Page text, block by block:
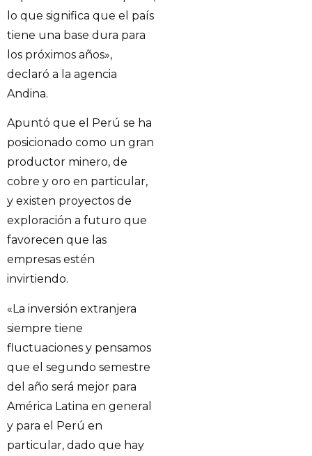
lo que significa que el país
tiene una base dura para
los próximos años»,
declaró a la agencia
Andina.
Apuntó que el Perú se ha
posicionado como un gran
productor minero, de
cobre y oro en particular,
y existen proyectos de
exploración a futuro que
favorecen que las
empresas estén
invirtiendo.
«La inversión extranjera
siempre tiene
fluctuaciones y pensamos
que el segundo semestre
del año será mejor para
América Latina en general
y para el Perú en
particular, dado que hay